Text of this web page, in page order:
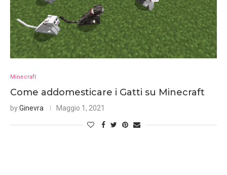
Minecraft
Come addomesticare i Gatti su Minecraft
byGinevra Maggio 1, 2021